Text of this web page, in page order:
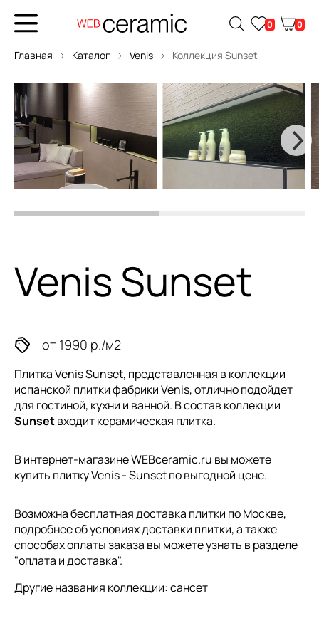
0 0
Главная Каталог Venis Коллекция Sunset
Venis Sunset
от 1990 р./м2
Плитка Venis Sunset, представленная в коллекции
испанской плиткифабрики Venis, отлично подойдет
для гостиной, кухни и ванной. В состав коллекции
Sunsetвходит керамическая плитка.
В интернет-магазине WEBceramic.ru вы можете
купить плитку Venis - Sunset по выгодной цене.
Возможна бесплатная доставка плитки по Москве,
подробнее об условиях доставки плитки, а также
способах оплаты заказа вы можете узнать в разделе
"оплата и доставка".
Другие названия коллекции: сансет